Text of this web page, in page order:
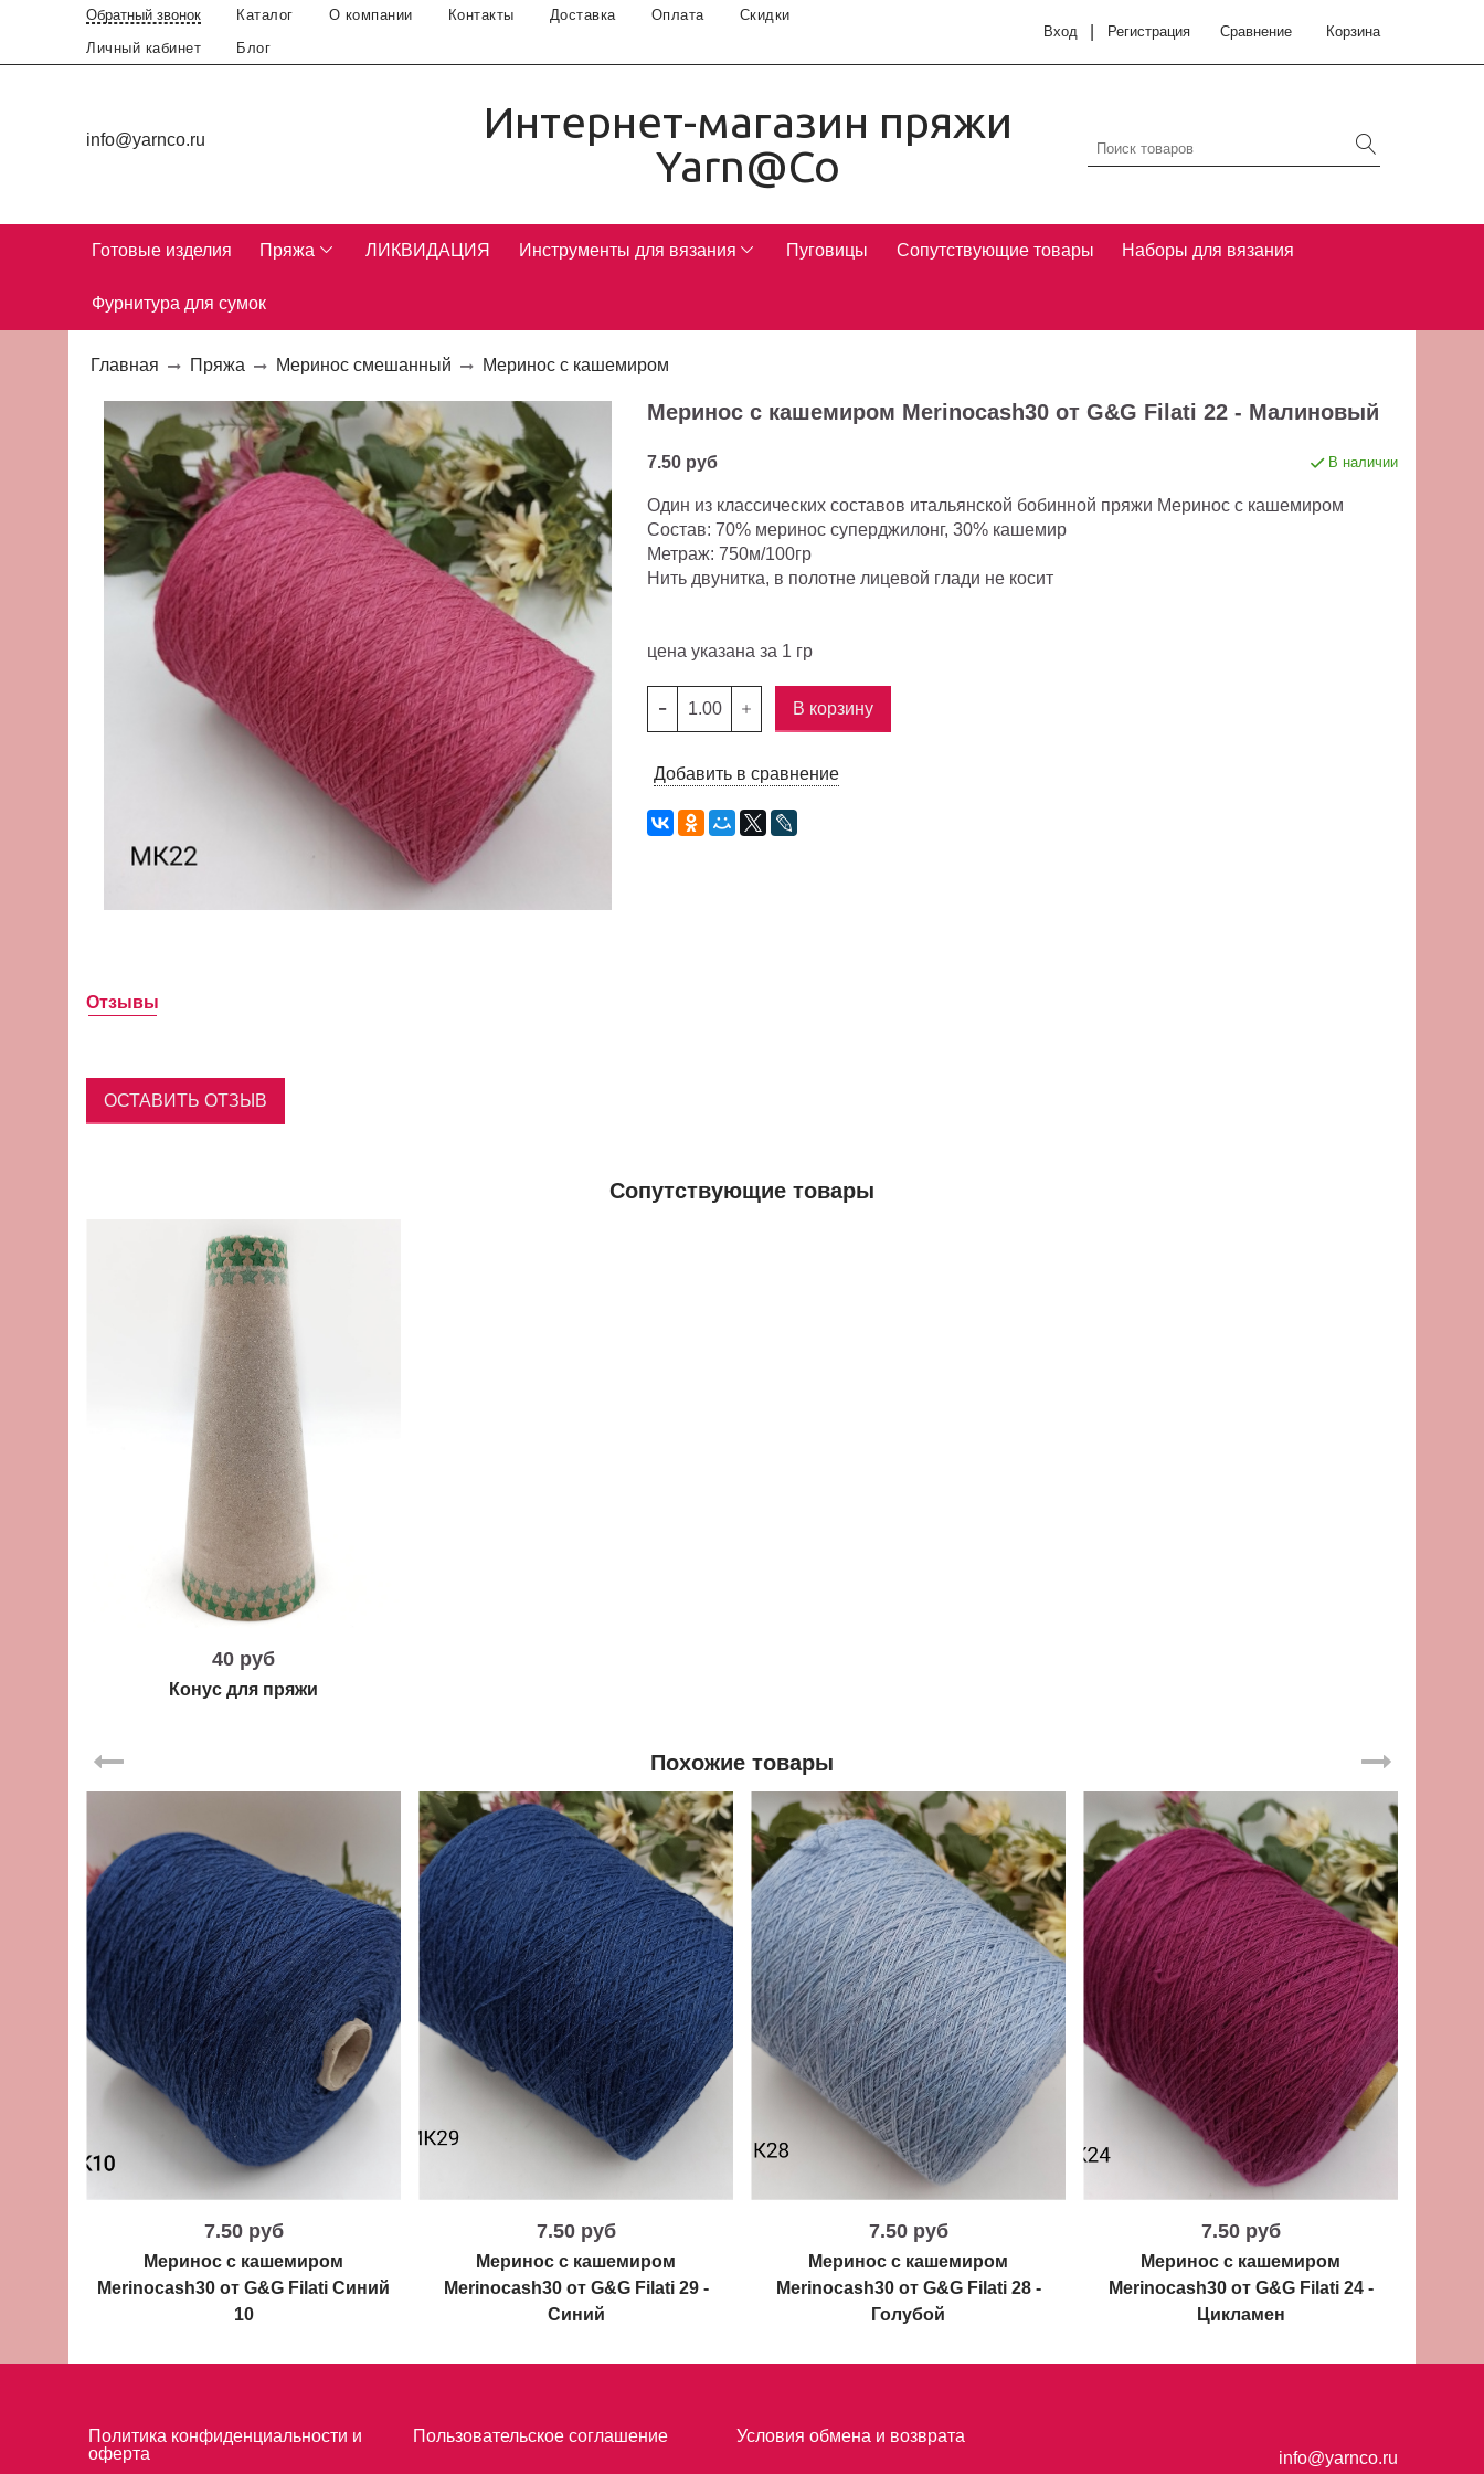
Обратный звонок Каталог О компании Контакты Доставка Оплата Скидки
Личный кабинет Блог
Вход Регистрация Сравнение Корзина
info@yarnco.ru
Интернет-магазин пряжи
Yarn@Co
Готовые изделия Пряжа ЛИКВИДАЦИЯ Инструменты для вязания Пуговицы Сопутствующие товары Наборы для вязания
Фурнитура для сумок
Главная Пряжа Меринос смешанный Меринос с кашемиром
Меринос с кашемиром Merinocash30 от G&G Filati 22 - Малиновый
7.50 руб В наличии
Один из классических составов итальянской бобинной пряжи Меринос с кашемиром
Состав: 70% меринос суперджилонг, 30% кашемир
Метраж: 750м/100гр
Нить двунитка, в полотне лицевой глади не косит
цена указана за 1 гр
В корзину
Добавить в сравнение
Отзывы
ОСТАВИТЬ ОТЗЫВ
Сопутствующие товары
40 руб
Конус для пряжи
Похожие товары
7.50 руб
Меринос с кашемиром
Merinocash30 от G&G Filati Синий
10
7.50 руб
Меринос с кашемиром
Merinocash30 от G&G Filati 29 -
Синий
7.50 руб
Меринос с кашемиром
Merinocash30 от G&G Filati 28 -
Голубой
7.50 руб
Меринос с кашемиром
Merinocash30 от G&G Filati 24 -
Цикламен
Политика конфиденциальности и
оферта
Пользовательское соглашение
Условия обмена и возврата
info@yarnco.ru